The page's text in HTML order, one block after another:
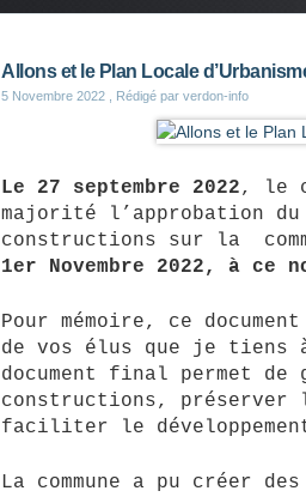
Allons et le Plan Locale
5 Novembre 2022 , Rédigé par verdon-info
Le 27 septembre 2022, le
majorité l’approbation du
constructions sur la
1er Novembre 2022, à ce
Pour mémoire, ce
de vos élus que je
document final permet
constructions, préserver
faciliter le développement
La commune a pu créer